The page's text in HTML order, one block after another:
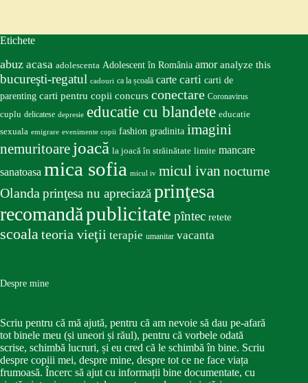
Etichete
abuz acasa adolescenta Adolescent în România amor analyze this
bucureşti-regatul cadouri ca la școală carte carti carti de
parenting carti pentru copii concurs conectare Coronavirus
cuplu delicatese depresie educatie cu blandete educatie
sexuala emigrare evenimente copii fashion gradinita imagini
nemuritoare joacă la joacă în străinătate limite mancare
sanatoasa mica sofia micul iv micul ivan nocturne
Olanda prinţesa nu apreciază prinţesa
recomandăpublicitate pîntec retete
scoala teoria vieţii terapie umanitar vacanta
Despre mine
Scriu pentru că mă ajută, pentru că am nevoie să dau pe-afară
tot binele meu (și uneori și răul), pentru că vorbele odată
scrise, schimbă lucruri, și eu cred că le schimbă în bine. Scriu
despre copiii mei, despre mine, despre tot ce ne face viața
frumoasă. Încerc să ajut cu informații bine documentate, cu